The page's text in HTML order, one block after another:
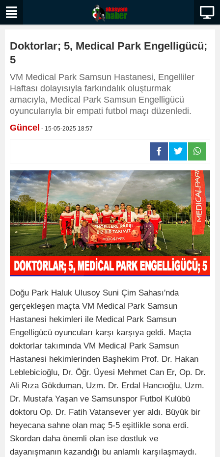
Doktorlar; 5, Medical Park Engelligücü;
5
VM Medical Park Samsun Hastanesi, Engelliler
Haftası dolayısıyla farkındalık oluşturmak
amacıyla, Medical Park Samsun Engelligücü
oyuncularıyla bir empati futbol maçı düzenledi.
Güncel - 15-05-2025 18:57
Doğu Park Haluk Ulusoy Suni Çim Sahası'nda
gerçekleşen maçta VM Medical Park Samsun
Hastanesi hekimleri ile Medical Park Samsun
Engelligücü oyuncuları karşı karşıya geldi. Maçta
doktorlar takımında VM Medical Park Samsun
Hastanesi hekimlerinden Başhekim Prof. Dr. Hakan
Leblebicioğlu, Dr. Öğr. Üyesi Mehmet Can Er, Op. Dr.
Ali Rıza Gökduman, Uzm. Dr. Erdal Hancıoğlu, Uzm.
Dr. Mustafa Yaşan ve Samsunspor Futbol Kulübü
doktoru Op. Dr. Fatih Vatansever yer aldı. Büyük bir
heyecana sahne olan maç 5-5 eşitlikle sona erdi.
Skordan daha önemli olan ise dostluk ve
dayanışmanın kazandığı bu anlamlı karşılaşmaydı.